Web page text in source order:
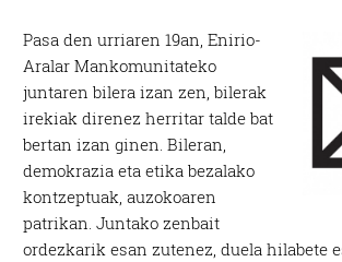
Pasa den urriaren 19an, Enirio-
Aralar Mankomunitateko
juntaren bilera izan zen, bilerak
irekiak direnez herritar talde bat
bertan izan ginen. Bileran,
demokrazia eta etika bezalako
kontzeptuak, auzokoaren
patrikan. Juntako zenbait
ordezkarik esan zutenez, duela hilabete